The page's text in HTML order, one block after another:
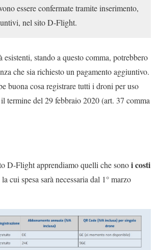
essere confermate tramite inserimento,
nel sito D-Flight.
stando a questo comma, potrebbero
che sia richiesto un pagamento aggiuntivo.
buona cosa registrare tutti i droni per uso
termine del 29 febbraio 2020 (art. 37 comma
D-Flight apprendiamo quelli che sonoi costi
la cui spesa sarà necessaria dal 1° marzo